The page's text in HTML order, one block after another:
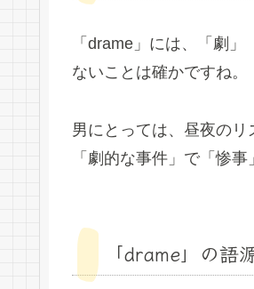
「drame」には、「劇
ないことは確かですね。
男にとっては、昼夜の
「劇的な事件」で「惨事
「drame」の語